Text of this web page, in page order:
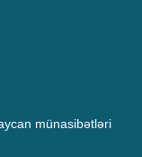
münasibətləri